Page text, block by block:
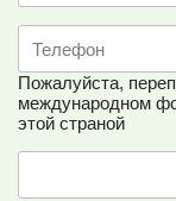
Пожалуйста,
международном
этой страной